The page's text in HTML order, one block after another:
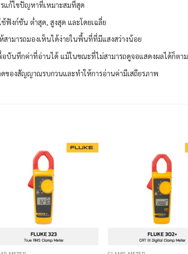
รแก้ไขปัญหาที่เหมาะสมที่สุด
ช้ฟังก์ชัน ต่ำสุด, สูงสุด และโดยเฉลี่ย
ามารถมองเห็นได้ง่ายในพื้นที่ที่มีแสงสว่างน้อย
บันทึกค่าที่อ่านได้ แม้ในขณะที่ไม่สามารถดูจอแสดงผลได้ก็ตาม
ของสัญญาณรบกวนและทำให้การอ่านค่ามีเสถียรภาพ